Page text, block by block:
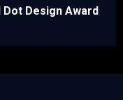
Dot Design Award